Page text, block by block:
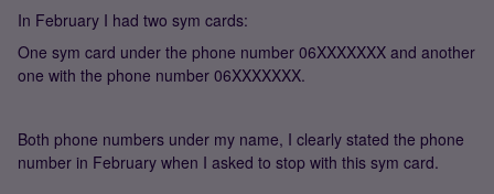
In February I had two sym cards:
One sym card under the phone number 06XXXXXXX and another
one with the phone number 06XXXXXXX.
Both phone numbers under my name, I clearly stated the phone
number in February when I asked to stop with this sym card.